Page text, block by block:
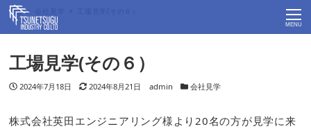
MENU
Top
工場見学(その６）
投稿日
2024年7月18日 更新日
2024年8月21日 著者
admin カテゴリー
会社見学
株式会社英田エンジニアリング様より20名の方が見学に来